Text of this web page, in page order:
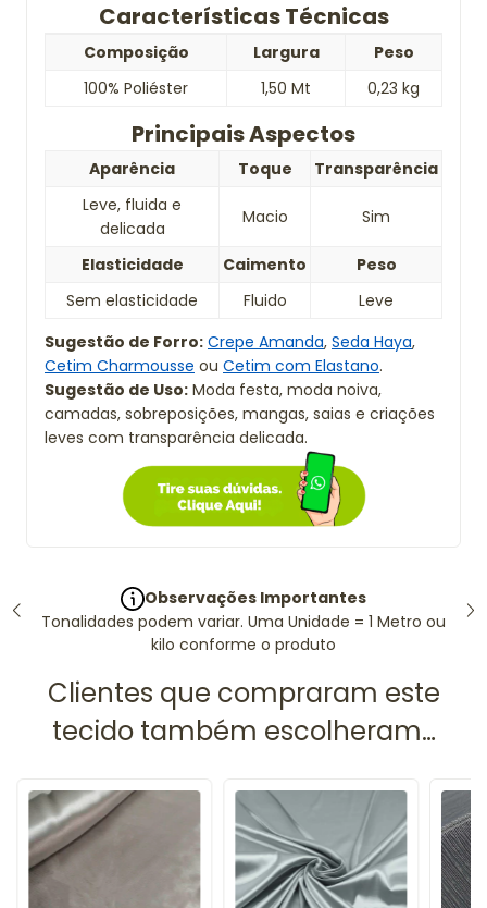
Características Técnicas
Composição Largura
Peso
100% Poliéster
1,50 Mt 0,23 kg
Principais Aspectos
Aparência Toque
Transparência
Leve, fluida e
delicada
Macio Sim
Elasticidade Caimento
Peso
Sem elasticidade
Fluido
Leve
Sugestão de Forro: Crepe Amanda, Seda Haya,
Cetim Charmousse ou Cetim com Elastano.
Sugestão de Uso: Moda festa, moda noiva,
camadas, sobreposições, mangas, saias e criações
leves com transparência delicada.
Observações Importantes
Tonalidades podem variar. Uma Unidade = 1 Metro ou
kilo conforme o produto